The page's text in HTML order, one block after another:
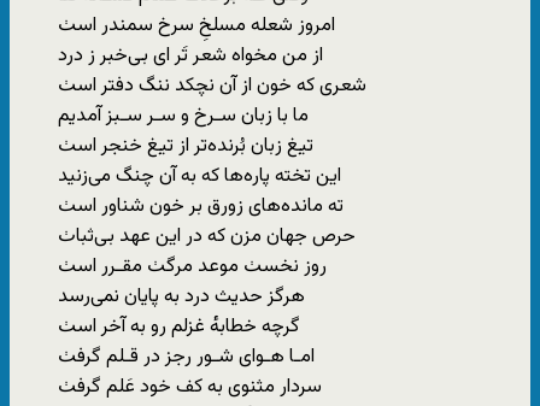
امروز شعله‌ مسلخِ‌ سرخ سمندر اسٺ
از من‌ مخواه شعر تَر ای بی‌خبر ز درد
شعری‌ که‌ خون‌ از آن‌ نچکد ننگ‌ دفتر اسٺ
ما با زبان‌ سـرخ و سـر سـبز آمدیم
تیغ‌ زبان بُرنده‌تر از تیغ خنجر اسٺ
این‌ تخته‌ پاره‌ها که‌ به‌ آن چنگ‌ می‌زنید
ته‌ مانده‌های زورق بر خون ‌شناور اسٺ
حرص‌ جهان‌ مزن که‌ در این عهد بی‌ثباٺ
روز نخسٺ موعد مرگٺ مقـرر اسٺ
هرگز حدیث درد به پایان نمی‌رسد
گرچه خطابه‌ٔ غزلم رو به آخر اسٺ
امـا هـوای شـور رجز در قـلم گرفٺ
سردار مثنوی به‌ کف‌ خود عَلم گرفٺ